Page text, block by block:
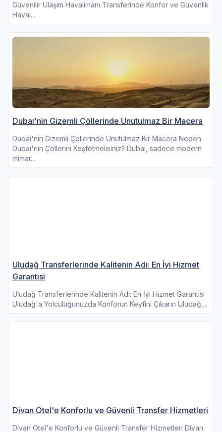
Güvenilir Ulaşım Havalimanı Transferinde Konfor ve Güvenlik
Haval...
Dubai'nin Gizemli Çöllerinde Unutulmaz Bir Macera
Dubai'nin Gizemli Çöllerinde Unutulmaz Bir Macera Neden
Dubai'nin Çöllerini Keşfetmelisiniz? Dubai, sadece modern
mimar...
Uludağ Transferlerinde Kalitenin Adı: En İyi Hizmet
Garantisi
Uludağ Transferlerinde Kalitenin Adı: En İyi Hizmet Garantisi
Uludağ'a Yolculuğunuzda Konforun Keyfini Çıkarın Uludağ,...
Divan Otel'e Konforlu ve Güvenli Transfer Hizmetleri
Divan Otel'e Konforlu ve Güvenli Transfer Hizmetleri Divan